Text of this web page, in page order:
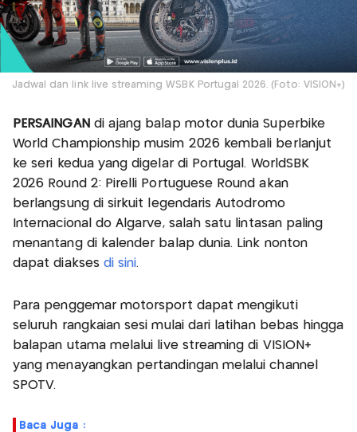
Jadwal dan link live streaming WSBK Portugal 2026. (Foto: VISION+)
PERSAINGAN di ajang balap motor dunia Superbike
World Championship musim 2026 kembali berlanjut
ke seri kedua yang digelar di Portugal. WorldSBK
2026 Round 2: Pirelli Portuguese Round akan
berlangsung di sirkuit legendaris Autódromo
Internacional do Algarve, salah satu lintasan paling
menantang di kalender balap dunia. Link nonton
dapat diaksesdi sini.
Para penggemar motorsport dapat mengikuti
seluruh rangkaian sesi mulai dari latihan bebas hingga
balapan utama melalui live streaming di VISION+
yang menayangkan pertandingan melalui channel
SPOTV.
Baca Juga :